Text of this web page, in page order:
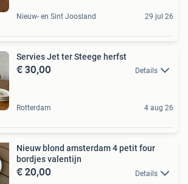
Nieuw- en Sint Joosland 29 jul 26
Servies Jet ter Steege herfst
€ 30,00 Details
Rotterdam 4 aug 26
Nieuw blond amsterdam 4 petit four
bordjes valentijn
€ 20,00 Details